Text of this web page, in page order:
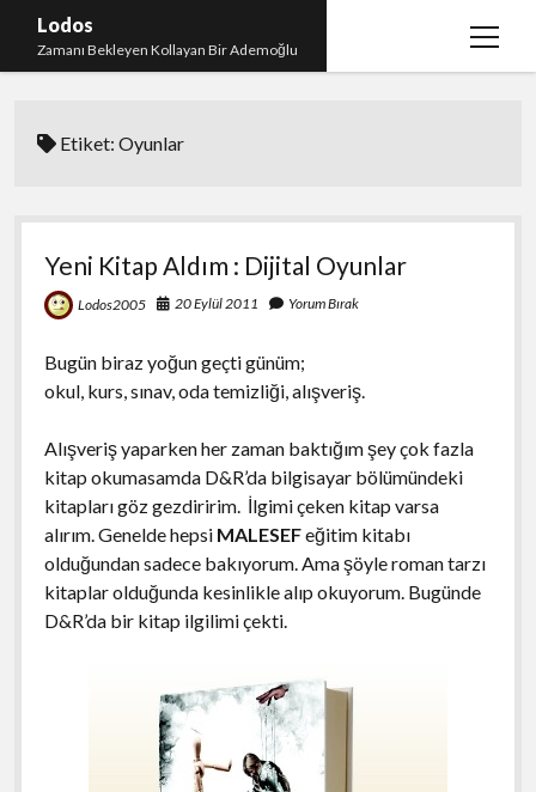
Lodos
Zamanı Bekleyen Kollayan Bir Ademoğlu
menüyü
test
Etiket:Oyunlar
Yeni Kitap Aldım : Dijital Oyunlar
Lodos2005 20 Eylül 2011 Yorum Bırak
Bugün biraz yoğun geçti günüm;
okul, kurs, sınav, oda temizliği, alışveriş.
Alışveriş yaparken her zaman baktığım şey çok fazla
kitap okumasamda D&R’da bilgisayar bölümündeki
kitapları göz gezdiririm. İlgimi çeken kitap varsa
alırım. Genelde hepsi MALESEFeğitim kitabı
olduğundan sadece bakıyorum. Ama şöyle roman tarzı
kitaplar olduğunda kesinlikle alıp okuyorum. Bugünde
D&R’da bir kitap ilgilimi çekti.